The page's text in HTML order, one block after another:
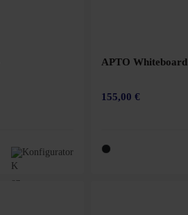
Konfigurator
APTO Whiteboard
155,00 €